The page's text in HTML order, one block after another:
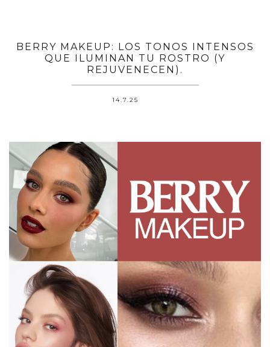
BERRY MAKEUP: LOS TONOS INTENSOS
QUE ILUMINAN TU ROSTRO (Y
REJUVENECEN).
14.7.25